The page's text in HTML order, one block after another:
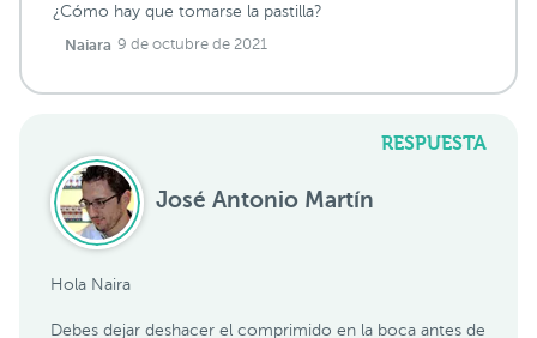
¿Cómo hay que tomarse la pastilla?
Naiara 9 de octubre de 2021
RESPUESTA
Hola Naira
Debes dejar deshacer el comprimido en la boca antes de
José Antonio Martín